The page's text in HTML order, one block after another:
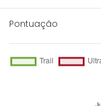
Pontuação